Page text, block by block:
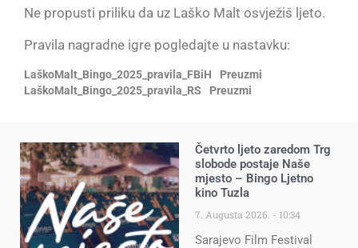
Ne propusti priliku da uz Laško Malt osvježiš ljeto.
Pravila nagradne igre pogledajte u nastavku:
LaškoMalt_Bingo_2025_pravila_FBiH
Preuzmi
LaškoMalt_Bingo_2025_pravila_RS
Preuzmi
Četvrto ljeto zaredom Trg
slobode postaje Naše
mjesto – Bingo Ljetno
kino Tuzla
7. Augusta 2026. 10:34
Sarajevo Film Festival